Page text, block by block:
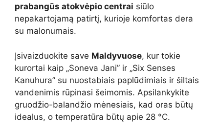
prabangūs atokvėpio centrai siūlo
nepakartojamą patirtį, kurioje komfortas dera
su malonumais.
Įsivaizduokite save Maldyvuose, kur tokie
kurortai kaip „Soneva Jani” ir „Six Senses
Kanuhura” su nuostabiais paplūdimiais ir šiltais
vandenimis rūpinasi šeimomis. Apsilankykite
gruodžio-balandžio mėnesiais, kad oras būtų
idealus, o temperatūra būtų apie 28 °C.